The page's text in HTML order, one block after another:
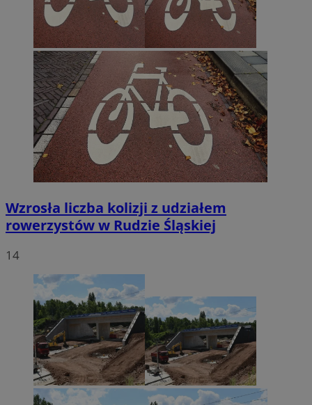
Wzrosła liczba kolizji z udziałem
rowerzystów w Rudzie Śląskiej
14